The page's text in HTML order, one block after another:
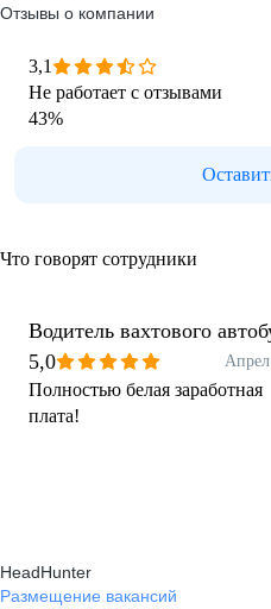
Отзывы о компании
3,1
Не работает с отзывами
43%
Что говорят сотрудники
Водитель вахтового
КАМАЗ Нефаз
5,0
Полностью белая заработная
плата!
HeadHunter
Размещение вакансий